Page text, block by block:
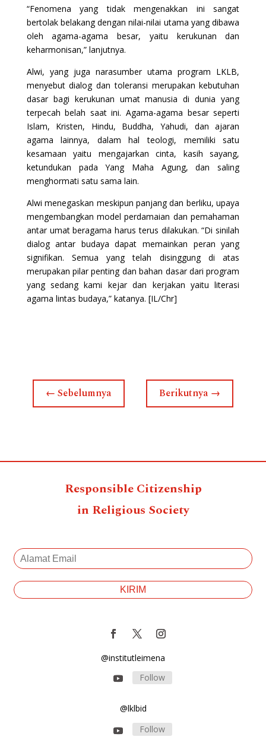
“Fenomena yang tidak mengenakkan ini sangat
bertolak belakang dengan nilai-nilai utama yang dibawa
oleh agama-agama besar, yaitu kerukunan dan
keharmonisan,” lanjutnya.
Alwi, yang juga narasumber utama program LKLB,
menyebut dialog dan toleransi merupakan kebutuhan
dasar bagi kerukunan umat manusia di dunia yang
terpecah belah saat ini. Agama-agama besar seperti
Islam, Kristen, Hindu, Buddha, Yahudi, dan ajaran
agama lainnya, dalam hal teologi, memiliki satu
kesamaan yaitu mengajarkan cinta, kasih sayang,
ketundukan pada Yang Maha Agung, dan saling
menghormati satu sama lain.
Alwi menegaskan meskipun panjang dan berliku, upaya
mengembangkan model perdamaian dan pemahaman
antar umat beragama harus terus dilakukan. “Di sinilah
dialog antar budaya dapat memainkan peran yang
signifikan. Semua yang telah disinggung di atas
merupakan pilar penting dan bahan dasar dari program
yang sedang kami kejar dan kerjakan yaitu literasi
agama lintas budaya,” katanya. [IL/Chr]
← Sebelumnya Berikutnya →
Responsible Citizenship
in Religious Society
@institutleimena
Follow
@lklbid
Follow